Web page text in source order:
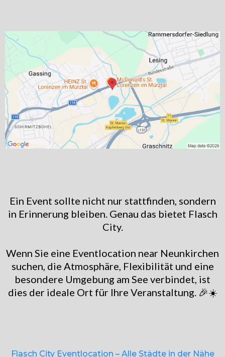
Ein Event sollte nicht nur stattfinden, sondern
in Erinnerung bleiben. Genau das bietet Flasch
City.
Wenn Sie eine Eventlocation near Neunkirchen
suchen, die Atmosphäre, Flexibilität und eine
besondere Umgebung am See verbindet, ist
dies der ideale Ort für Ihre Veranstaltung. 🎉☀️
Flasch City Eventlocation – Alle Städte in der Nähe